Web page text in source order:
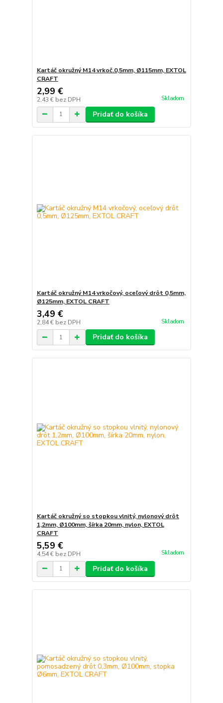
Kartáč okružný M14 vrkoč.0,5mm, Ø115mm, EXTOL
CRAFT
2,99 €
2,43 € bez DPH Skladom
Pridať do košíka
Kartáč okružný M14 vrkočový, oceľový drôt 0,5mm,
Ø125mm, EXTOL CRAFT
3,49 €
2,84 € bez DPH Skladom
Pridať do košíka
Kartáč okružný so stopkou vlnitý, nylonový drôt
1,2mm, Ø100mm, šírka 20mm, nylon, EXTOL
CRAFT
5,59 €
4,54 € bez DPH Skladom
Pridať do košíka